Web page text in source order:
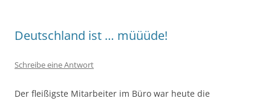
Deutschland ist … müüüde!
Schreibe eine Antwort
Der fleißigste Mitarbeiter im Büro war heute die